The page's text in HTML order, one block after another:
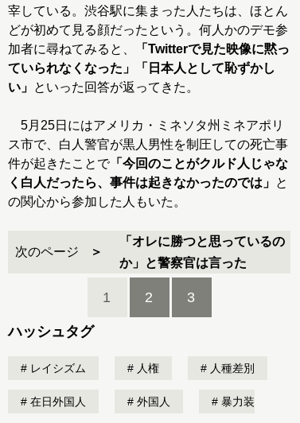
宰している。渋谷駅に集まった人たちは、ほとん
どが初めて見る顔だったという。何人かのデモ参
加者に尋ねてみると、
「Twitterで見た映像に黙っ
ていられなくなった」「日本人として恥ずかし
い」 といった回答が返ってきた。
5月25日にはアメリカ・ミネソタ州ミネアポリ
ス市で、白人警官が黒人男性を制圧しての死亡事
件が起きたことで「今回のことがクルド人じゃな
く白人だったら、事件は起きなかったのでは」 と
の関心から参加した人もいた。
次のページ
「オレに勝つと思っているの
か」と警察官は言った
1 2 3
ハッシュタグ
レイシズム 人権 人種差別
在日外国人 外国人 暴力装